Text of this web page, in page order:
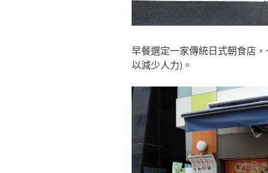
早餐選定一家傳統日式朝食店
以減少人力)。